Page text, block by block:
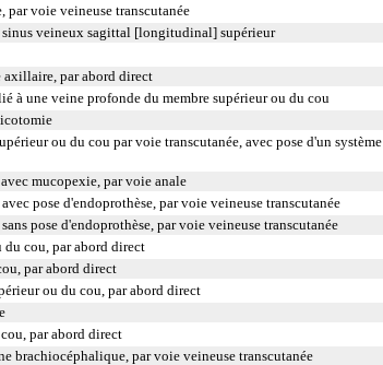
voie veineuse transcutanée
sinus veineux sagittal [longitudinal] supérieur
par abord direct
à une veine profonde du membre supérieur ou du cou
ou du cou par voie transcutanée, avec pose d'un système
mucopexie, par voie anale
pose d'endoprothèse, par voie veineuse transcutanée
pose d'endoprothèse, par voie veineuse transcutanée
du cou, par abord direct
par abord direct
ou du cou, par abord direct
par abord direct
brachiocéphalique, par voie veineuse transcutanée